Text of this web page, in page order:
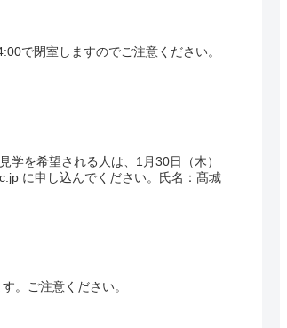
で閉室しますのでご注意ください。
学を希望される人は、1月30日（木）
に申し込んでください。氏名：髙城
。ご注意ください。